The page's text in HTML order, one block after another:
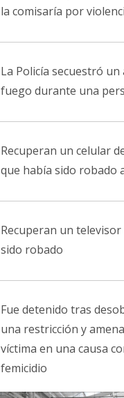
la comisaría por
La Policía secuestró un
fuego durante una
Recuperan un celular
que había sido robado
Recuperan un
sido robado
Fue detenido tras
una restricción y
víctima en una causa
femicidio